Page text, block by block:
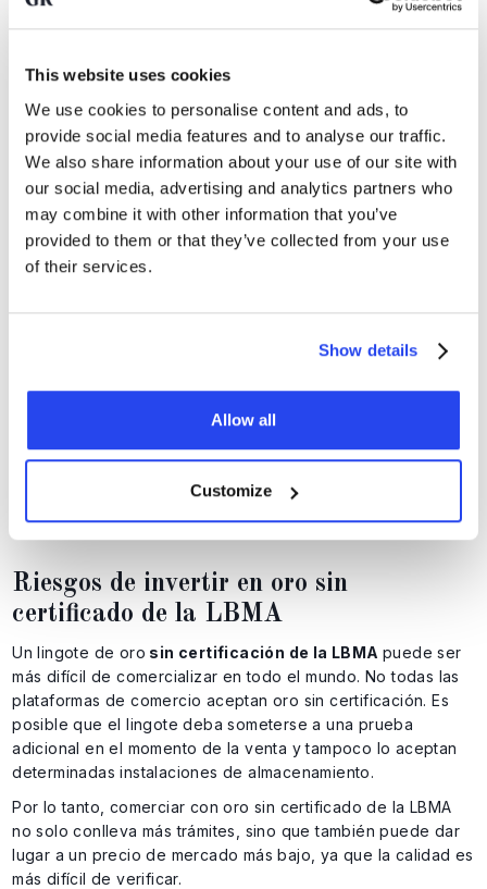
This website uses cookies
We use cookies to personalise content and ads, to
provide social media features and to analyse our traffic.
We also share information about your use of our site with
our social media, advertising and analytics partners who
may combine it with other information that you’ve
provided to them or that they’ve collected from your use
of their services.
Show details
Allow all
Customize
acorazadas solo aceptan metales preciosos procedentes
de refinerías que figuran en la Good Delivery List de la
¿Por qué elegir oro certificado
por la LBMA?
Cuando compra oro certificado por la LBMA, opta por:
●Reconocimiento internacional.
en liquidez a un buen precio.
. La LBMA establece
y aplica estrictos procedimientos contra el blanqueo de
●Control independiente. Las fundiciones se evalúan
Riesgos de invertir en oro sin
certificado de la LBMA
Un lingote de oro sin certificación de la LBMA puede ser
más difícil de comercializar en todo el mundo. No todas las
plataformas de comercio aceptan oro sin certificación. Es
posible que el lingote deba someterse a una prueba
adicional en el momento de la venta y tampoco lo aceptan
determinadas instalaciones de almacenamiento.
Por lo tanto, comerciar con oro sin certificado de la LBMA
no solo conlleva más trámites, sino que también puede dar
lugar a un precio de mercado más bajo, ya que la calidad es
más difícil de verificar.